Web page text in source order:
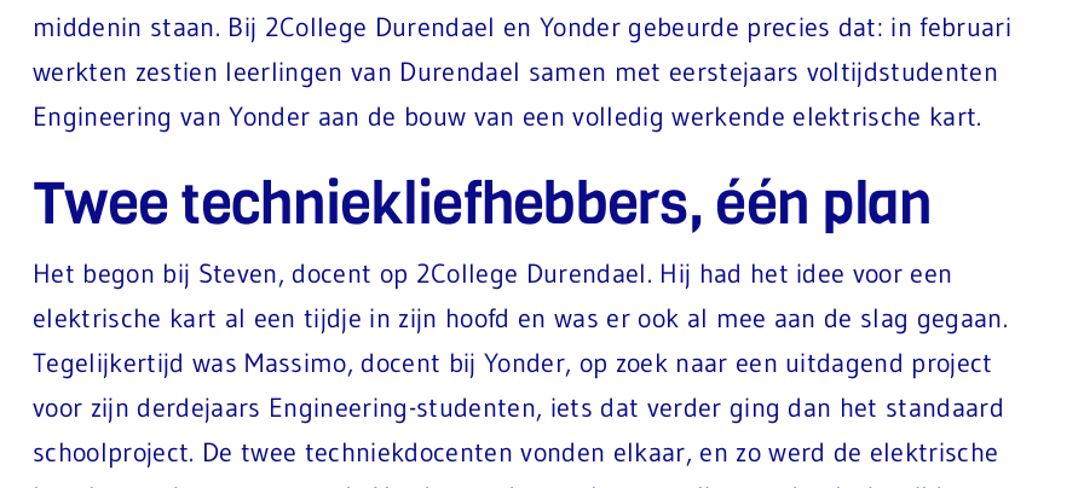
middenin staan. Bij 2College Durendael en Yonder gebeurde precies dat: in februari
werkten zestien leerlingen van Durendael samen met eerstejaars voltijdstudenten
Engineering van Yonder aan de bouw van een volledig werkende elektrische kart.
Twee techniekliefhebbers, één plan
Het begon bij Steven, docent op 2College Durendael. Hij had het idee voor een
elektrische kart al een tijdje in zijn hoofd en was er ook al mee aan de slag gegaan.
Tegelijkertijd was Massimo, docent bij Yonder, op zoek naar een uitdagend project
voor zijn derdejaars Engineering-studenten, iets dat verder ging dan het standaard
schoolproject. De twee techniekdocenten vonden elkaar, en zo werd de elektrische